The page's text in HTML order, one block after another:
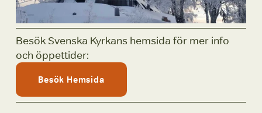
Besök Svenska Kyrkans hemsida för mer info
och öppettider:
Besök Hemsida